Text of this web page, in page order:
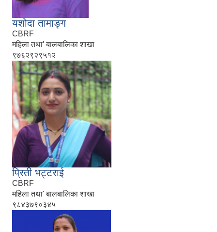
यशोदा तामाङ्ग
CBRF
महिला तथा' बालबालिका शाखा
९७६२९२९५१२
प्रिती भट्टराई
CBRF
महिला तथा' बालबालिका शाखा
९८४३७९०३४५